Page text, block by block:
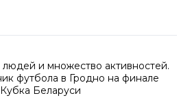
людей и множество активностей.
футбола в Гродно на финале
Беларуси